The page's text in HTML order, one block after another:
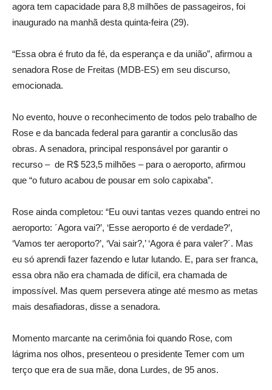
agora tem capacidade para 8,8 milhões de passageiros, foi
inaugurado na manhã desta quinta-feira (29).
“Essa obra é fruto da fé, da esperança e da união”, afirmou a
senadora Rose de Freitas (MDB-ES) em seu discurso,
emocionada.
No evento, houve o reconhecimento de todos pelo trabalho de
Rose e da bancada federal para garantir a conclusão das
obras. A senadora, principal responsável por garantir o
recurso – de R$ 523,5 milhões – para o aeroporto, afirmou
que “o futuro acabou de pousar em solo capixaba”.
Rose ainda completou: “Eu ouvi tantas vezes quando entrei no
aeroporto: ´Agora vai?’, ‘Esse aeroporto é de verdade?’,
‘Vamos ter aeroporto?’, ‘Vai sair?,’ ‘Agora é para valer?´. Mas
eu só aprendi fazer fazendo e lutar lutando. E, para ser franca,
essa obra não era chamada de difícil, era chamada de
impossível. Mas quem persevera atinge até mesmo as metas
mais desafiadoras, disse a senadora.
Momento marcante na cerimônia foi quando Rose, com
lágrima nos olhos, presenteou o presidente Temer com um
terço que era de sua mãe, dona Lurdes, de 95 anos.